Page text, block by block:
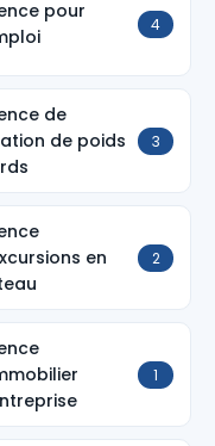
pour
4
de
de poids
3
en
2
1